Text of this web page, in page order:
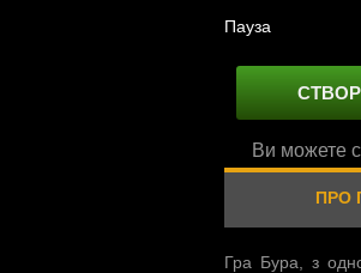
Пауза
Ви можете
ПРО
Гра Бура, з